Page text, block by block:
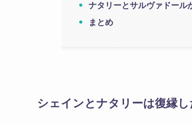
ナタリーとサルヴァドール
まとめ
シェインとナタリーは復縁